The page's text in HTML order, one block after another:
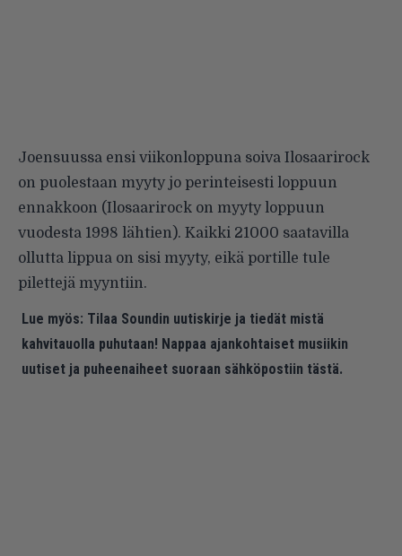
Joensuussa ensi viikonloppuna soiva Ilosaarirock
on puolestaan myyty jo perinteisesti loppuun
ennakkoon (Ilosaarirock on myyty loppuun
vuodesta 1998 lähtien). Kaikki 21000 saatavilla
ollutta lippua on sisi myyty, eikä portille tule
pilettejä myyntiin.
Lue myös: Tilaa Soundin uutiskirje ja tiedät mistä
kahvitauolla puhutaan! Nappaa ajankohtaiset musiikin
uutiset ja puheenaiheet suoraan sähköpostiin tästä.